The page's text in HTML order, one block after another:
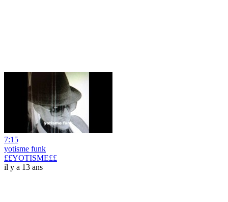
7:15
yotisme funk
££YOTISME££
il y a 13 ans